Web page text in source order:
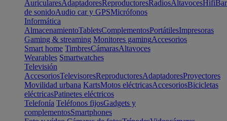
AuricularesAdaptadoresReproductoresRadiosAltavocesHifi
de sonidoAudio car y GPSMicrófonos
Informática
AlmacenamientoTabletsComplementosPortátilesImpresoras
Gaming & streaming Monitores gamingAccesorios
Smart home TimbresCámarasAltavoces
Wearables Smartwatches
Televisión
AccesoriosTelevisoresReproductoresAdaptadoresProyectores
Movilidad urbana KartsMotos eléctricasAccesoriosBicicletas
eléctricasPatinetes eléctricos
Telefonía Teléfonos fijosGadgets y
complementosSmartphones